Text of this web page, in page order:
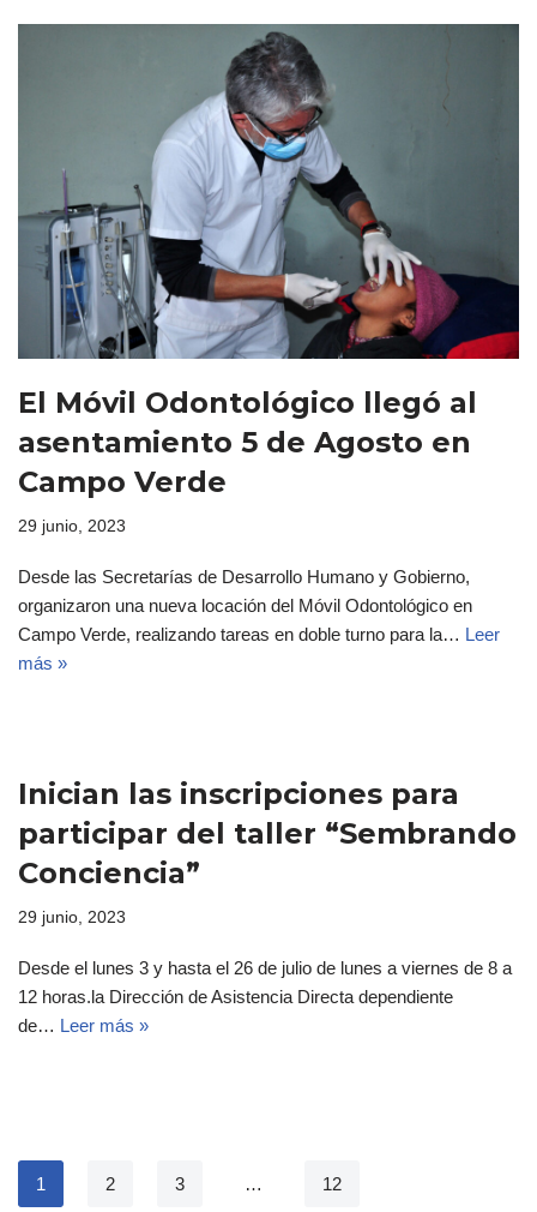
El Móvil Odontológico llegó al
asentamiento 5 de Agosto en
Campo Verde
29 junio, 2023
Desde las Secretarías de Desarrollo Humano y Gobierno,
organizaron una nueva locación del Móvil Odontológico en
Campo Verde, realizando tareas en doble turno para la… Leer
más »
Inician las inscripciones para
participar del taller “Sembrando
Conciencia”
29 junio, 2023
Desde el lunes 3 y hasta el 26 de julio de lunes a viernes de 8 a
12 horas.la Dirección de Asistencia Directa dependiente
de… Leer más »
1 2 3 … 12